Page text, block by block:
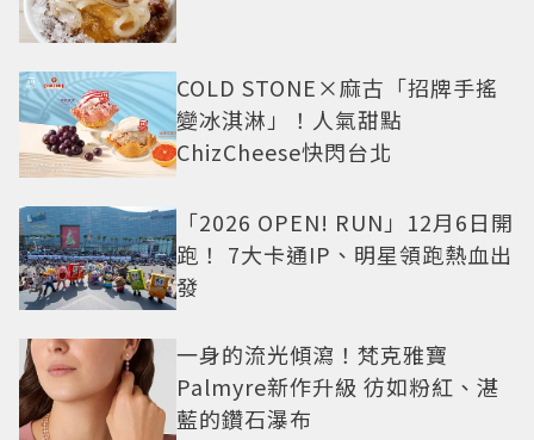
COLD STONE×麻古「招牌手搖
變冰淇淋」！人氣甜點
ChizCheese快閃台北
「2026 OPEN! RUN」12月6日開
跑！ 7大卡通IP、明星領跑熱血出
發
一身的流光傾瀉！梵克雅寶
Palmyre新作升級 彷如粉紅、湛
藍的鑽石瀑布